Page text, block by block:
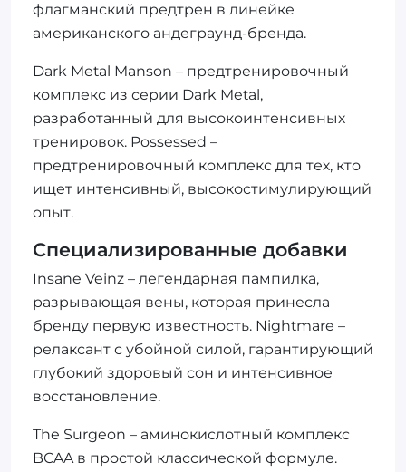
флагманский предтрен в линейке
американского андеграунд-бренда.
Dark Metal Manson – предтренировочный
комплекс из серии Dark Metal,
разработанный для высокоинтенсивных
тренировок. Possessed –
предтренировочный комплекс для тех, кто
ищет интенсивный, высокостимулирующий
опыт.
Специализированные добавки
Insane Veinz – легендарная пампилка,
разрывающая вены, которая принесла
бренду первую известность. Nightmare –
релаксант с убойной силой, гарантирующий
глубокий здоровый сон и интенсивное
восстановление.
The Surgeon – аминокислотный комплекс
BCAA в простой классической формуле.